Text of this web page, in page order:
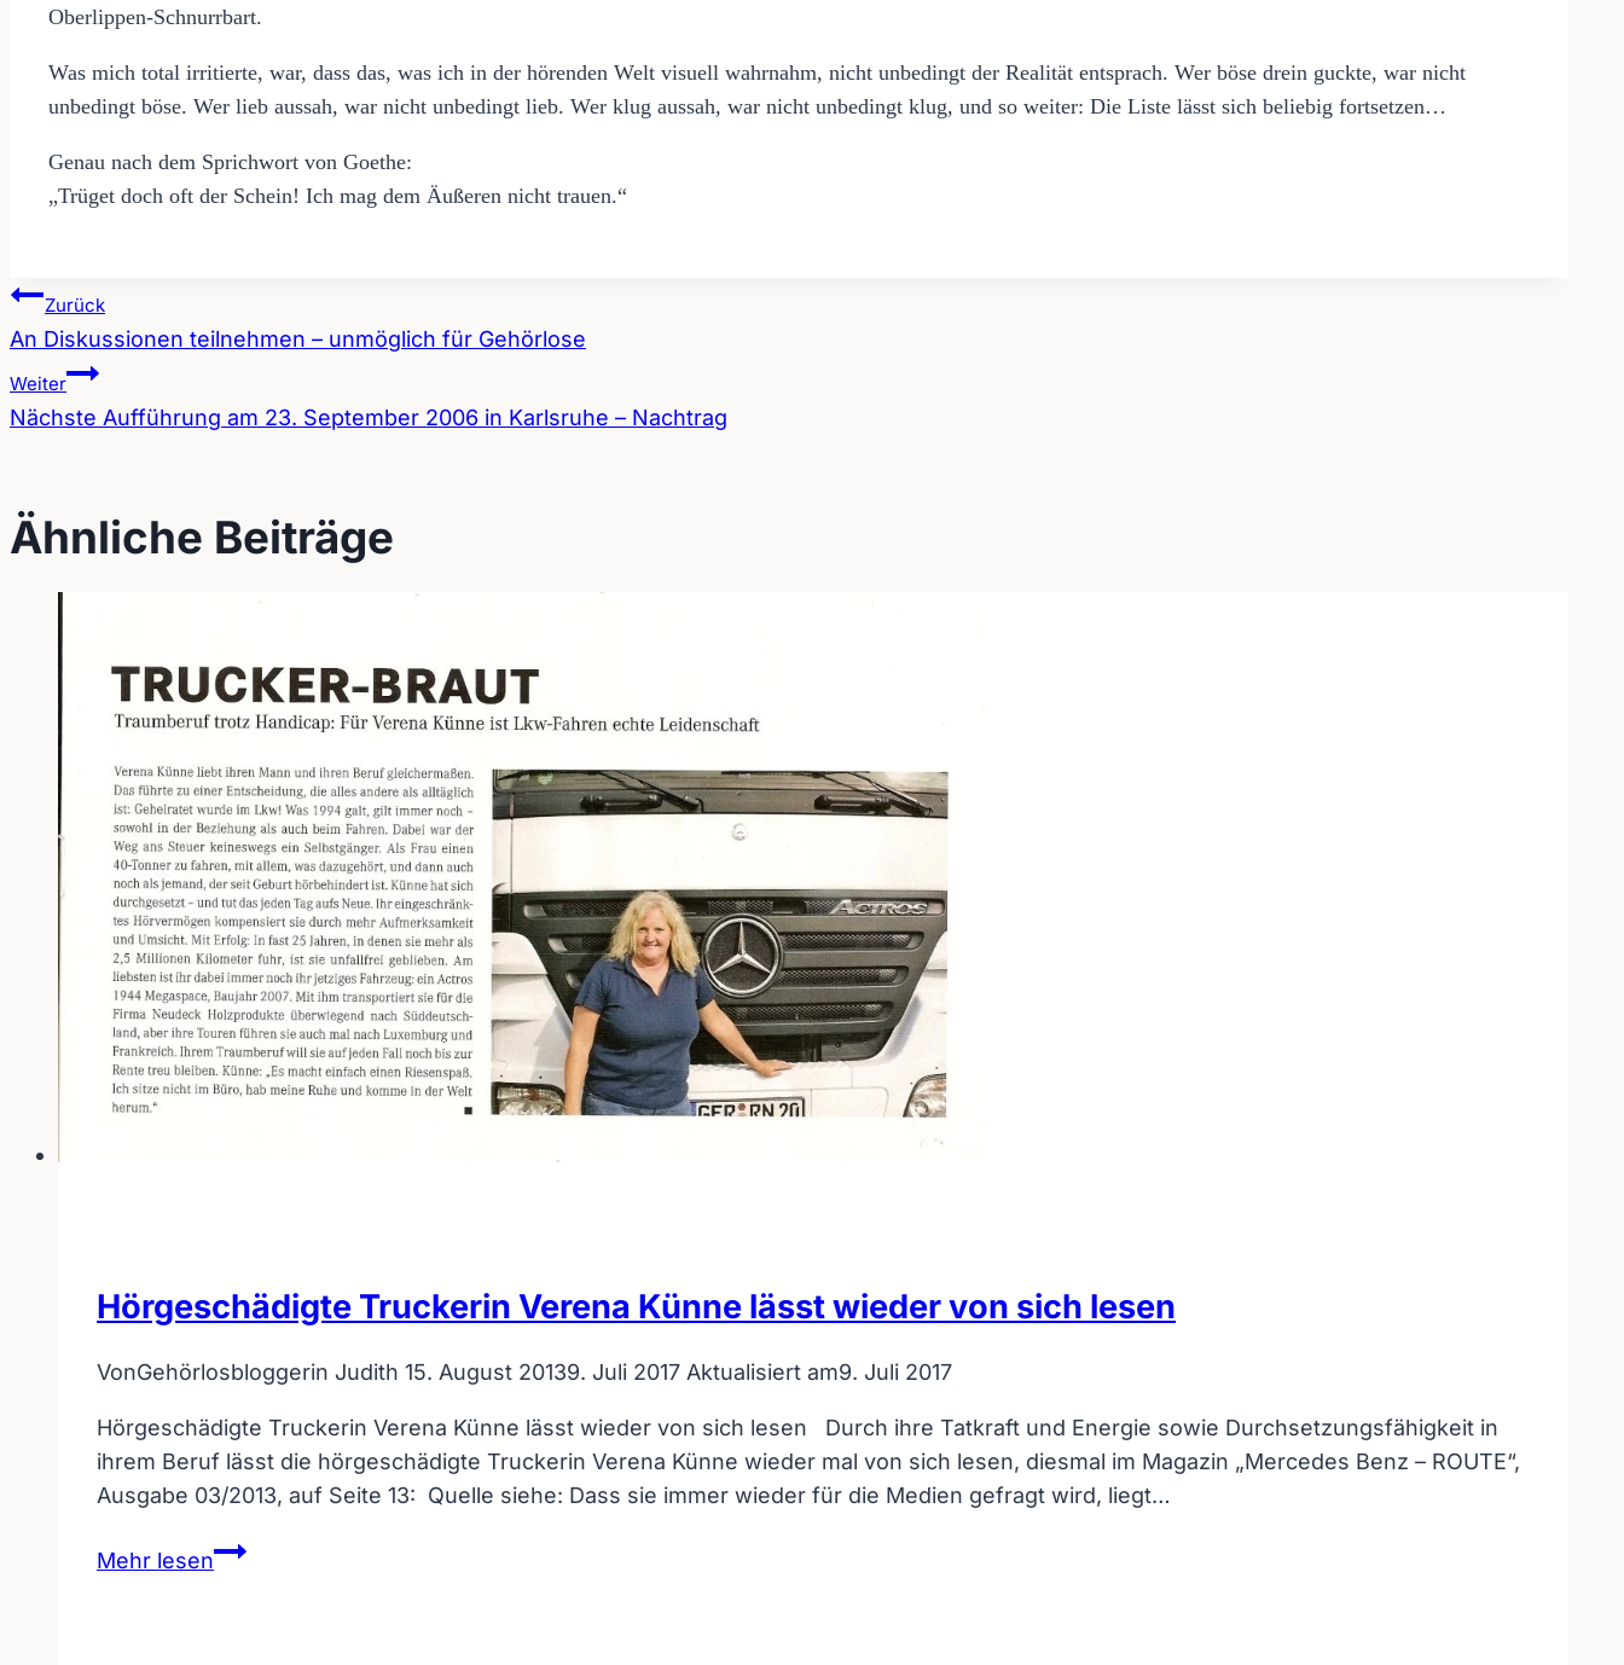
Oberlippen-Schnurrbart.
Was mich total irritierte, war, dass das, was ich in der hörenden Welt visuell wahrnahm, nicht unbedingt der Realität entsprach. Wer böse drein guckte, war nicht
unbedingt böse. Wer lieb aussah, war nicht unbedingt lieb. Wer klug aussah, war nicht unbedingt klug, und so weiter: Die Liste lässt sich beliebig fortsetzen…
Genau nach dem Sprichwort von Goethe:
„Trüget doch oft der Schein! Ich mag dem Äußeren nicht trauen.“
Beitragsnavigation
Zurück
An Diskussionen teilnehmen – unmöglich für Gehörlose
Weiter
Nächste Aufführung am 23. September 2006 in Karlsruhe – Nachtrag
Ähnliche Beiträge
Hörgeschädigte Truckerin Verena Künne lässt wieder von sich lesen
VonGehörlosbloggerin Judith 15. August 20139. Juli 2017 Aktualisiert am9. Juli 2017
Hörgeschädigte Truckerin Verena Künne lässt wieder von sich lesen Durch ihre Tatkraft und Energie sowie Durchsetzungsfähigkeit in
ihrem Beruf lässt die hörgeschädigte Truckerin Verena Künne wieder mal von sich lesen, diesmal im Magazin „Mercedes Benz – ROUTE“,
Ausgabe 03/2013, auf Seite 13: Quelle siehe: Dass sie immer wieder für die Medien gefragt wird, liegt…
Mehr lesenHörgeschädigte